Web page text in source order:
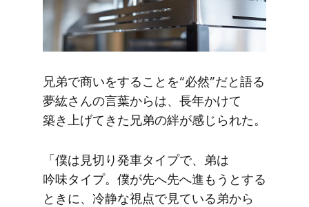
兄弟で​商いを​する​ことを​“必然”だと​語る​
夢紘さんの​言葉からは、​長年かけて​
築き上げてきた​兄弟の​絆が​感じられた。
「僕は​見切り発車タイプで、​弟は​
吟味タイプ。​僕が​先へ​先へ​進もうと​する​
ときに、​冷静な​視点で​見ている​弟から​